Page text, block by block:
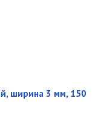
ширина 3 мм, 150